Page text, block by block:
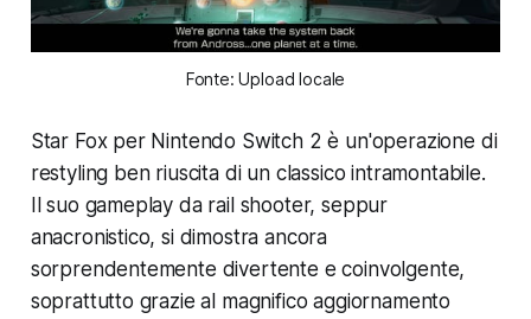
Fonte: Upload locale
Star Fox per Nintendo Switch 2 è un'operazione di
restyling ben riuscita di un classico intramontabile.
Il suo gameplay da rail shooter, seppur
anacronistico, si dimostra ancora
sorprendentemente divertente e coinvolgente,
soprattutto grazie al magnifico aggiornamento